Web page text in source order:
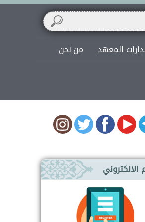
المعهد من نحن
الالكتروني